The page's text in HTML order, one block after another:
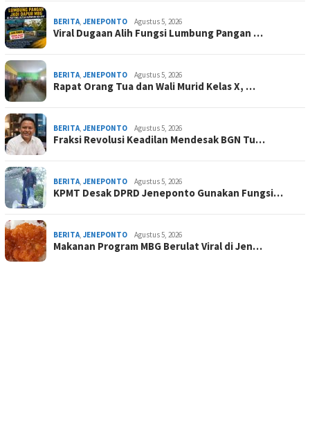
BERITA, JENEPONTO Agustus 5, 2026
Viral Dugaan Alih Fungsi Lumbung Pangan …
BERITA, JENEPONTO Agustus 5, 2026
Rapat Orang Tua dan Wali Murid Kelas X, …
BERITA, JENEPONTO Agustus 5, 2026
Fraksi Revolusi Keadilan Mendesak BGN Tu…
BERITA, JENEPONTO Agustus 5, 2026
KPMT Desak DPRD Jeneponto Gunakan Fungsi…
BERITA, JENEPONTO Agustus 5, 2026
Makanan Program MBG Berulat Viral di Jen…